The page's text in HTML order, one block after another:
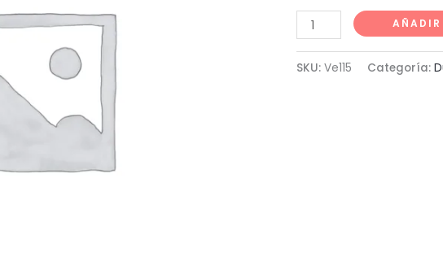
Trufa
Brownie
cantidad
SKU:Ve115 Categoría: